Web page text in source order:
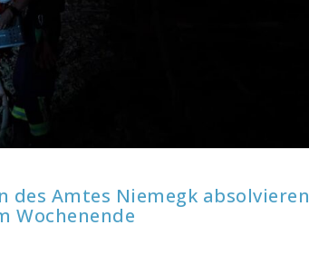
Amtes Niemegk absolvieren
Wochenende